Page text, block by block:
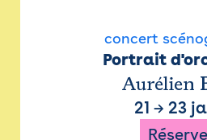
concert
Portrait
Aurélien
21 → 23